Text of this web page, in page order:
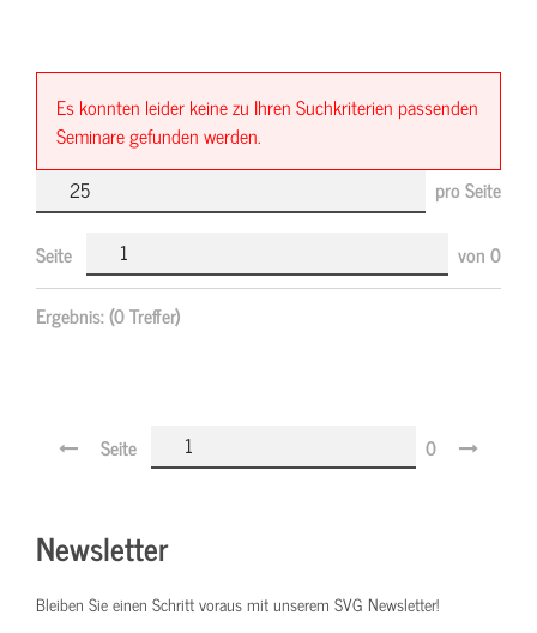
Es konnten leider keine zu Ihren Suchkriterien passenden
Seminare gefunden werden.
pro Seite
Seite von0
Ergebnis:(0 Treffer)
Seite 0
Newsletter
Bleiben Sie einen Schritt voraus mit unserem SVG Newsletter!